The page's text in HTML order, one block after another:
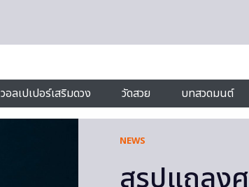
วอลเปเปอร์เสริมดวง วัดสวย บทสวดมนต์
NEWS